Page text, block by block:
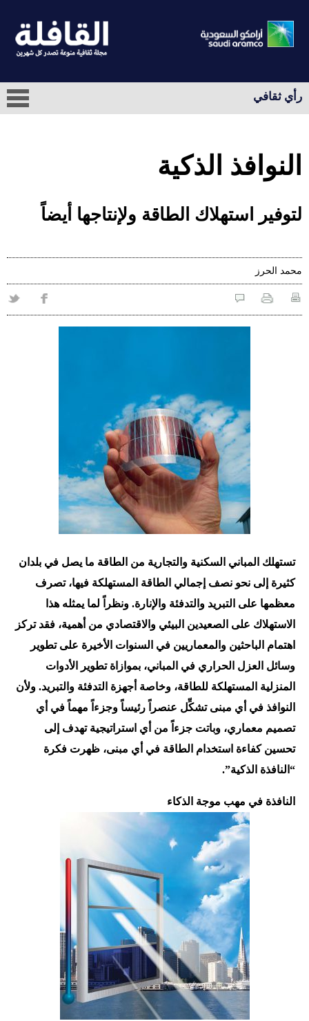
رأي ثقافي
النوافذ الذكية
لتوفير استهلاك الطاقة ولإنتاجها أيضاً
محمد الحرز
تستهلك المباني السكنية والتجارية من الطاقة ما يصل في بلدان
كثيرة إلى نحو نصف إجمالي الطاقة المستهلكة فيها، تصرف
معظمها على التبريد والتدفئة والإنارة. ونظراً لما يمثله هذا
الاستهلاك على الصعيدين البيئي والاقتصادي من أهمية، فقد تركز
اهتمام الباحثين والمعماريين في السنوات الأخيرة على تطوير
وسائل العزل الحراري في المباني، بموازاة تطوير الأدوات
المنزلية المستهلكة للطاقة، وخاصة أجهزة التدفئة والتبريد. ولأن
النوافذ في أي مبنى تشكِّل عنصراً رئيساً وجزءاً مهماً في أي
تصميم معماري، وباتت جزءاً من أي استراتيجية تهدف إلى
تحسين كفاءة استخدام الطاقة في أي مبنى، ظهرت فكرة
“النافذة الذكية”.
النافذة في مهب موجة الذكاء